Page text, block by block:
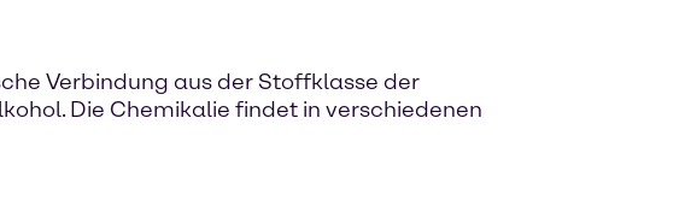
Verbindung aus der Stoffklasse der
Die Chemikalie findet in verschiedenen